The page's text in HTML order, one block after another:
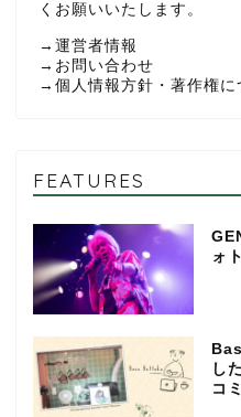
くお願いいたします。
→ 運営者情報
→ お問い合わせ
→ 個人情報方針・著作権に
FEATURES
ォ
し
コ